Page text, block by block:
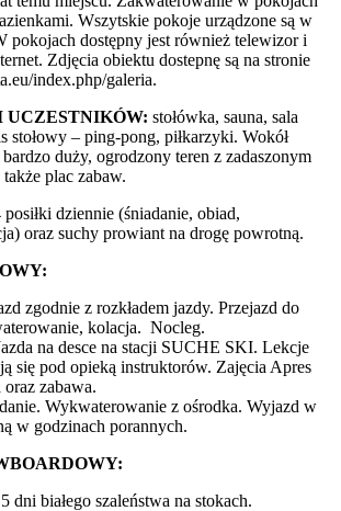
Wszytskie pokoje urządzone są w
pokojach dostępny jest również telewizor i
Zdjęcia obiektu dostepnę są na stronie
index.php/galeria.
UCZESTNIKÓW: stołówka, sauna, sala
stołowy – ping-pong, piłkarzyki. Wokół
duży, ogrodzony teren z zadaszonym
plac zabaw.
posiłki dziennie (śniadanie, obiad,
oraz suchy prowiant na drogę powrotną.
zgodnie z rozkładem jazdy. Przejazd do
kolacja. Nocleg.
na desce na stacji SUCHE SKI. Lekcje
się pod opieką instruktorów. Zajęcia Apres
zabawa.
Wykwaterowanie z ośrodka. Wyjazd w
w godzinach porannych.
dni białego szaleństwa na stokach.